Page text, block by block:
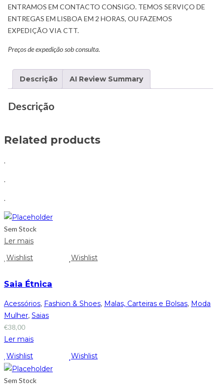
ENTRAMOS EM CONTACTO CONSIGO. TEMOS SERVIÇO DE
ENTREGAS EM LISBOA EM 2 HORAS, OU FAZEMOS
EXPEDIÇÃO VIA CTT.
Preços de expedição sob consulta.
Descrição AI Review Summary
Descrição
Related products
.
.
.
Sem Stock
Ler mais
Wishlist
Wishlist
Saia Étnica
Acessórios, Fashion & Shoes, Malas, Carteiras e Bolsas, Moda
Mulher, Saias
€38,00
Ler mais
Wishlist
Wishlist
Sem Stock